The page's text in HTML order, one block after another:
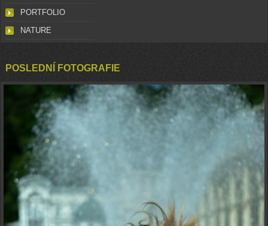
PORTFOLIO
NATURE
POSLEDNÍ FOTOGRAFIE